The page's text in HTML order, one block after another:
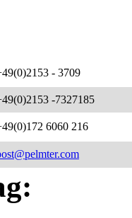
- 3709
-7327185
6060 216